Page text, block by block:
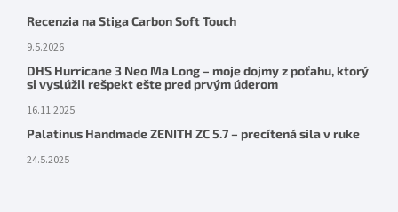
Recenzia na Stiga Carbon Soft Touch
9.5.2026
DHS Hurricane 3 Neo Ma Long – moje dojmy z poťahu, ktorý
si vyslúžil rešpekt ešte pred prvým úderom
16.11.2025
Palatinus Handmade ZENITH ZC 5.7 – precítená sila v ruke
24.5.2025